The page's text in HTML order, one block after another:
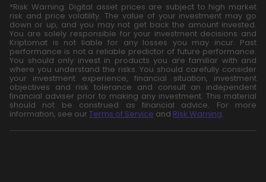
*Risk Warning: Digital asset prices are subject to high market
risk and price volatility. The value of your investment may go
down or up, and you may not get back the amount invested.
You are solely responsible for your investment decisions and
Kriptomat is not liable for any losses you may incur. Past
performance is not a reliable predictor of future performance.
You should only invest in products you are familiar with and
where you understand the risks. You should carefully consider
your investment experience, financial situation, investment
objectives and risk tolerance and consult an independent
financial adviser prior to making any investment. This material
should not be construed as financial advice. For more
information, see our Terms of Service and Risk Warning.